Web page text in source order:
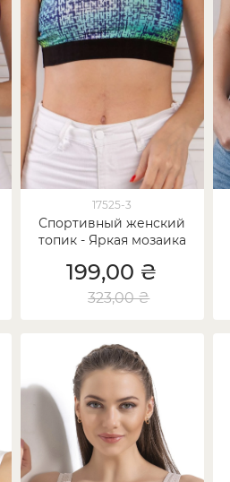
17525-3
Спортивный женский
топик - Яркая мозаика
199,00 ₴
323,00 ₴